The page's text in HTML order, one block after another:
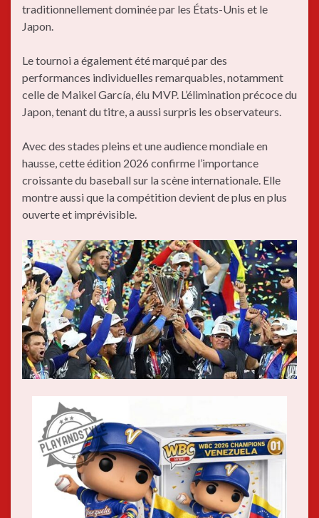
traditionnellement dominée par les États-Unis et le
Japon.
Le tournoi a également été marqué par des
performances individuelles remarquables, notamment
celle de Maikel García, élu MVP. L’élimination précoce du
Japon, tenant du titre, a aussi surpris les observateurs.
Avec des stades pleins et une audience mondiale en
hausse, cette édition 2026 confirme l’importance
croissante du baseball sur la scène internationale. Elle
montre aussi que la compétition devient de plus en plus
ouverte et imprévisible.